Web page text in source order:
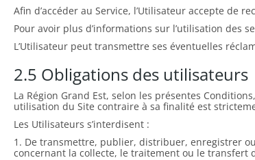
Afin d’accéder au Service, l’Utilisateur accepte de
Pour avoir plus d’informations sur l’utilisation des
L’Utilisateur peut transmettre ses éventuelles
2.5 Obligations des utilisateurs
La Région Grand Est, selon les présentes
utilisation du Site contraire à sa finalité est
Les Utilisateurs s’interdisent :
1. De transmettre, publier, distribuer, enregistrer
concernant la collecte, le traitement ou le transfert